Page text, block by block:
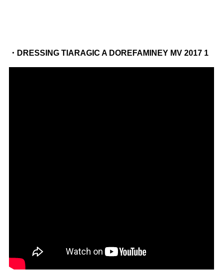
・DRESSING TIARAGIC A DOREFAMINEY MV 2017 1